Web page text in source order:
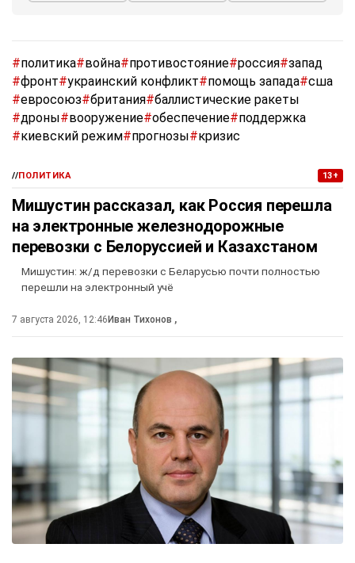
#политика#война#противостояние#россия#запад
#фронт#украинский конфликт#помощь запада#сша
#евросоюз#британия#баллистические ракеты
#дроны#вооружение#обеспечение#поддержка
#киевский режим#прогнозы#кризис
//ПОЛИТИКА 13+
Мишустин рассказал, как Россия перешла
на электронные железнодорожные
перевозки с Белоруссией и Казахстаном
Мишустин: ж/д перевозки с Беларусью почти полностью
перешли на электронный учё
7 августа 2026, 12:46Иван Тихонов ,